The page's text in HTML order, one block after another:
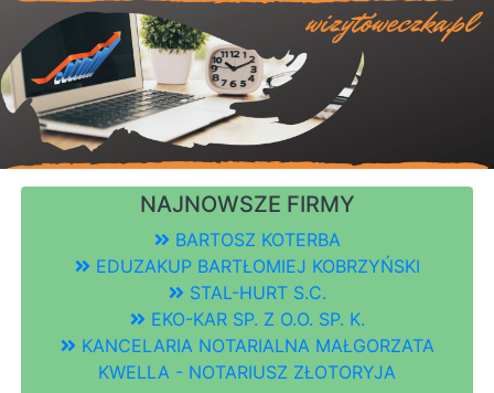
NAJNOWSZE FIRMY
BARTOSZ KOTERBA
EDUZAKUP BARTŁOMIEJ KOBRZYŃSKI
STAL-HURT S.C.
EKO-KAR SP. Z O.O. SP. K.
KANCELARIA NOTARIALNA MAŁGORZATA
KWELLA - NOTARIUSZ ZŁOTORYJA